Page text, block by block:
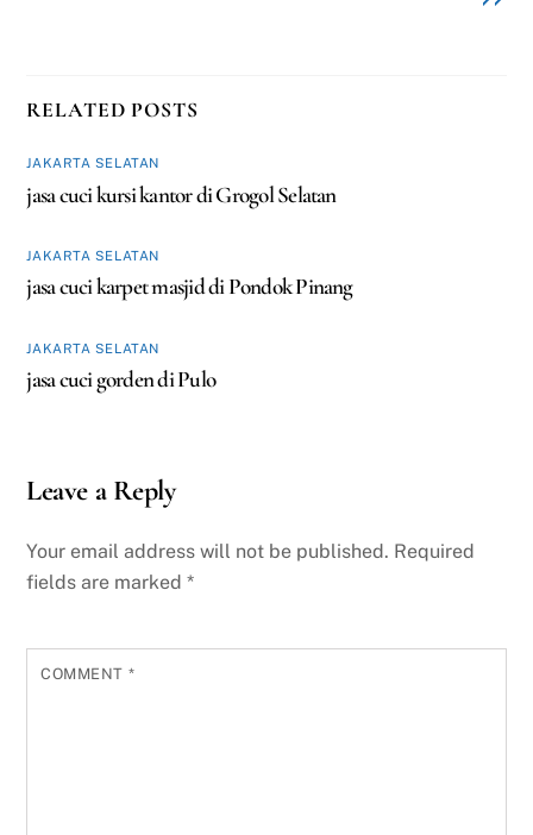
RELATED POSTS
JAKARTA SELATAN
jasa cuci kursi kantor di Grogol Selatan
JAKARTA SELATAN
jasa cuci karpet masjid di Pondok Pinang
JAKARTA SELATAN
jasa cuci gorden di Pulo
Leave a Reply
Your email address will not be published. Required
fields are marked*
COMMENT *